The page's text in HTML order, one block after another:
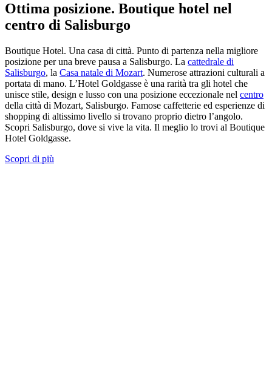
Ottima posizione. Boutique hotel nel
centro di Salisburgo
Boutique Hotel. Una casa di città. Punto di partenza nella migliore
posizione per una breve pausa a Salisburgo. La cattedrale di
Salisburgo, la Casa natale di Mozart. Numerose attrazioni culturali a
portata di mano. L’Hotel Goldgasse è una rarità tra gli hotel che
unisce stile, design e lusso con una posizione eccezionale nel centro
della città di Mozart, Salisburgo. Famose caffetterie ed esperienze di
shopping di altissimo livello si trovano proprio dietro l’angolo.
Scopri Salisburgo, dove si vive la vita. Il meglio lo trovi al Boutique
Hotel Goldgasse.
Scopri di più